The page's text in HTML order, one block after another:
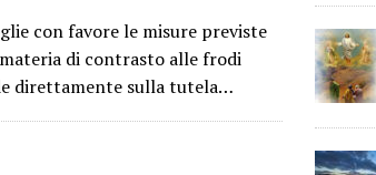
con favore le misure previste
di contrasto alle frodi
direttamente sulla tutela…